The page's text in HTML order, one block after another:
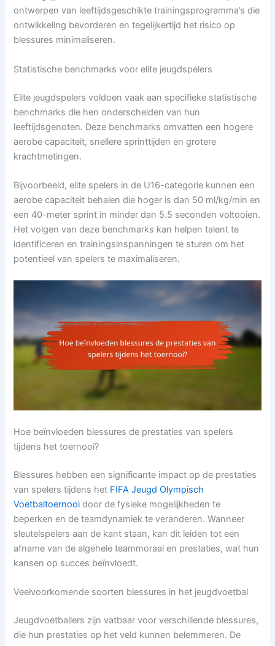
ontwerpen van leeftijdsgeschikte trainingsprogramma’s die
ontwikkeling bevorderen en tegelijkertijd het risico op
blessures minimaliseren.
Statistische benchmarks voor elite jeugdspelers
Elite jeugdspelers voldoen vaak aan specifieke statistische
benchmarks die hen onderscheiden van hun
leeftijdsgenoten. Deze benchmarks omvatten een hogere
aerobe capaciteit, snellere sprinttijden en grotere
krachtmetingen.
Bijvoorbeeld, elite spelers in de U16-categorie kunnen een
aerobe capaciteit behalen die hoger is dan 50 ml/kg/min en
een 40-meter sprint in minder dan 5.5 seconden voltooien.
Het volgen van deze benchmarks kan helpen talent te
identificeren en trainingsinspanningen te sturen om het
potentieel van spelers te maximaliseren.
Hoe beïnvloeden blessures de prestaties van spelers
tijdens het toernooi?
Blessures hebben een significante impact op de prestaties
van spelers tijdens het FIFA Jeugd Olympisch
Voetbaltoernooi door de fysieke mogelijkheden te
beperken en de teamdynamiek te veranderen. Wanneer
sleutelspelers aan de kant staan, kan dit leiden tot een
afname van de algehele teammoraal en prestaties, wat hun
kansen op succes beïnvloedt.
Veelvoorkomende soorten blessures in het jeugdvoetbal
Jeugdvoetballers zijn vatbaar voor verschillende blessures,
die hun prestaties op het veld kunnen belemmeren. De